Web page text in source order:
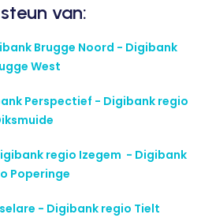
van:
Brugge Noord - Digibank
West
Perspectief - Digibank regio
regio Izegem - Digibank
Poperinge
- Digibank regio Tielt